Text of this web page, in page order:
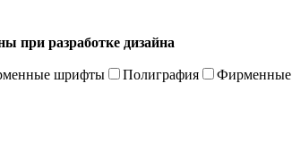
при разработке дизайна
шрифты Полиграфия
Фирменные